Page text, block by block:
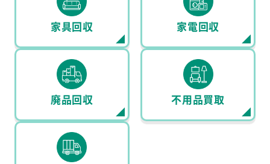
家具回収 家電回収
廃品回収 不用品買取